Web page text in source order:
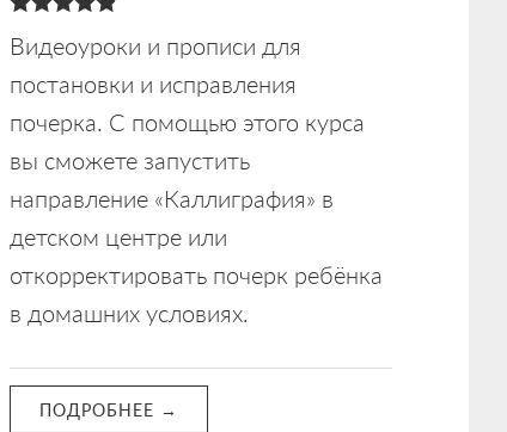
из 5
Видеоуроки и прописи для
постановки и исправления
почерка. С помощью этого курса
вы сможете запустить
направление «Каллиграфия» в
детском центре или
откорректировать почерк ребёнка
в домашних условиях.
ПОДРОБНЕЕ →